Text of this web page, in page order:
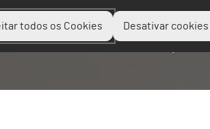
todos os Cookies Desativar
Planear Descobrir